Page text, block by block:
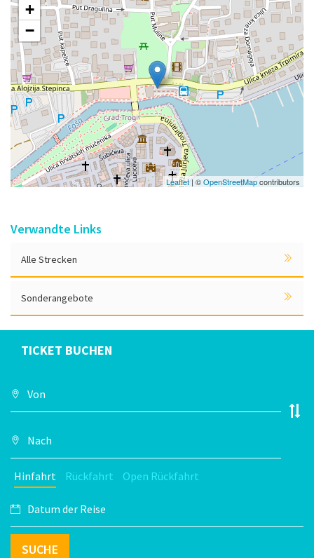
+
−
Leaflet| ©OpenStreetMapcontributors
Verwandte Links
Alle Strecken
Sonderangebote
TICKET BUCHEN
Hinfahrt Rückfahrt Open Rückfahrt
SUCHE